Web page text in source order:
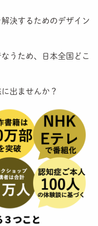
Guide
決するためのデザイン
うため、日本全国どこ
出ませんか？